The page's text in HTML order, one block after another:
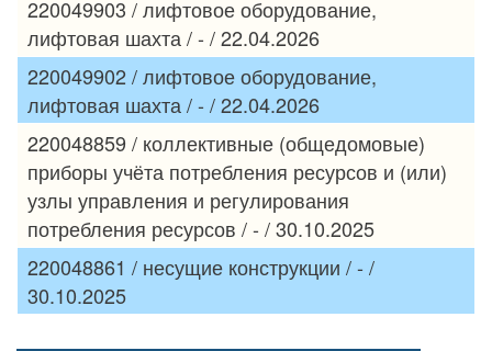
220049903 / лифтовое оборудование,
лифтовая шахта / - / 22.04.2026
220049902 / лифтовое оборудование,
лифтовая шахта / - / 22.04.2026
220048859 / коллективные (общедомовые)
приборы учёта потребления ресурсов и (или)
узлы управления и регулирования
потребления ресурсов / - / 30.10.2025
220048861 / несущие конструкции / - /
30.10.2025